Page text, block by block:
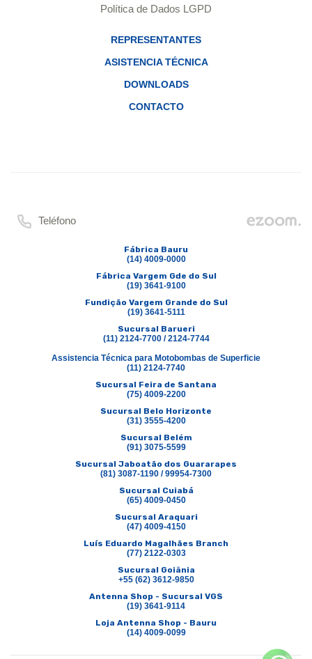
Política de Dados LGPD
REPRESENTANTES
ASISTENCIA TÉCNICA
DOWNLOADS
CONTACTO
Teléfono
Fábrica Bauru
(14) 4009-0000
Fábrica Vargem Gde do Sul
(19) 3641-9100
Fundição Vargem Grande do Sul
(19) 3641-5111
Sucursal Barueri
(11) 2124-7700 / 2124-7744
Assistencia Técnica para Motobombas de Superficie
(11) 2124-7740
Sucursal Feira de Santana
(75) 4009-2200
Sucursal Belo Horizonte
(31) 3555-4200
Sucursal Belém
(91) 3075-5599
Sucursal Jaboatão dos Guararapes
(81) 3087-1190 / 99954-7300
Sucursal Cuiabá
(65) 4009-0450
Sucursal Araquari
(47) 4009-4150
Luís Eduardo Magalhães Branch
(77) 2122-0303
Sucursal Goiânia
+55 (62) 3612-9850
Antenna Shop - Sucursal VGS
(19) 3641-9114
Loja Antenna Shop - Bauru
(14) 4009-0099